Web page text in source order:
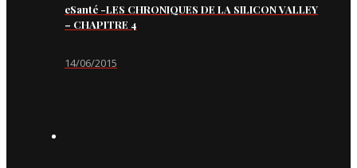
eSanté -LES CHRONIQUES DE LA SILICON VALLEY
– CHAPITRE 4
14/06/2015